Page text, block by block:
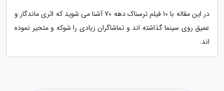
در این مقاله با 10 فیلم ترسناک دهه 70 آشنا می شوید که اثری ماندگار و
عمیق روی سینما گذاشته اند و تماشاگران زیادی را شوکه و متحیر نموده
اند.